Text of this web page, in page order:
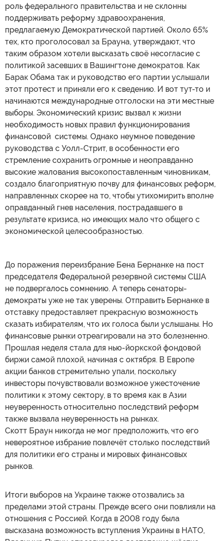
роль федерального правительства и не склонны
поддерживать реформу здравоохранения,
предлагаемую Демократической партией. Около 65%
тех, кто проголосовал за Брауна, утверждают, что
таким образом хотели высказать своё несогласие с
политикой засевших в Вашингтоне демократов. Как
Барак Обама так и руководство его партии услышали
этот протест и приняли его к сведению. И вот тут-то и
начинаются международные отголоски на эти местные
выборы. Экономический кризис вызвал к жизни
необходимость новых правил функционирования
финансовой системы. Однако неумное поведение
руководства с Уолл-Стрит, в особенности его
стремление сохранить огромные и неоправданно
высокие жалования высокопоставленным чиновникам,
создало благоприятную почву для финансовых реформ,
направленных скорее на то, чтобы утихомирить вполне
оправданный гнев населения, пострадавшего в
результате кризиса, но имеющих мало что общего с
экономической целесообразностью.
До поражения переизбрание Бена Бернанке на пост
председателя Федеральной резервной системы США
не подвергалось сомнению. А теперь сенаторы-
демократы уже не так уверены. Отправить Бернанке в
отставку предоставляет прекрасную возможность
сказать избирателям, что их голоса были услышаны. Но
финансовые рынки отреагировали на это болезненно.
Прошлая неделя стала для нью-йоркской фондовой
биржи самой плохой, начиная с октября. В Европе
акции банков стремительно упали, поскольку
инвесторы почувствовали возможное ужесточение
политики к этому сектору, в то время как в Азии
неуверенность относительно последствий реформ
также вызвала неуверенность на рынках.
Скотт Браун никогда не мог предположить, что его
невероятное избрание повлечёт столько последствий
для политики его страны и мировых финансовых
рынков.
Итоги выборов на Украине также отозвались за
пределами этой страны. Прежде всего они повлияли на
отношения с Россией. Когда в 2008 году была
высказана возможность вступления Украины в НАТО,